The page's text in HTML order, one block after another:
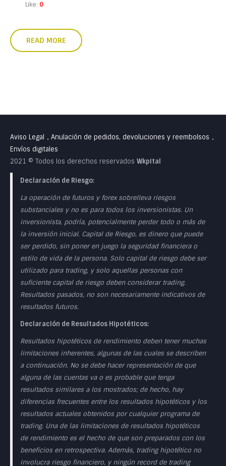
Like: 0
READ MORE
Aviso Legal • Anulación de pedidos, devoluciones y reembolsos •
Envíos digitales
2021 © Todos los derechos reservados Wkpital
Declaración de Riesgo:
La operación de futuros y forex sobrelleva riesgos
substanciales y no es para todos los inversionistas. Un
inversionista, podría, potencialmente perder todo o más de
la inversión inicial. Capital de Riesgo, es dinero que puede
ser perdido, sin poner en juego la seguridad financiera o
estilo de vida de la persona. Solo capital de riesgo debe ser
utilizado para trading, y solo aquellas personas con
suficiente capital de riesgo deben considerar trading.
Resultados pasados, no son necesariamente indicativos de
resultados futuros.
Declaración de Resultados Hipotéticos:
Resultados hipotéticos de rendimiento deben tener muchas
limitaciones inherentes, algunas de las cuales se describen
a continuación. No se debe hacer representación de que
alguna de las cuentas va o es probable que tenga
resultados similares a los mostrados; de hecho, hay
diferencias frecuentes entre los resultados hipotéticos y los
resultados actuales obtenidos por cualquier programa de
trading. Una de las limitaciones de resultados hipotéticos
de rendimiento es el hecho de que son preparados con los
beneficios en retrospectiva. Además, trading hipotético no
involucra riesgo financiero, y ningún record de trading